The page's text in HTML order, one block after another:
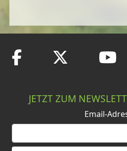
JETZT ZUM
Email-